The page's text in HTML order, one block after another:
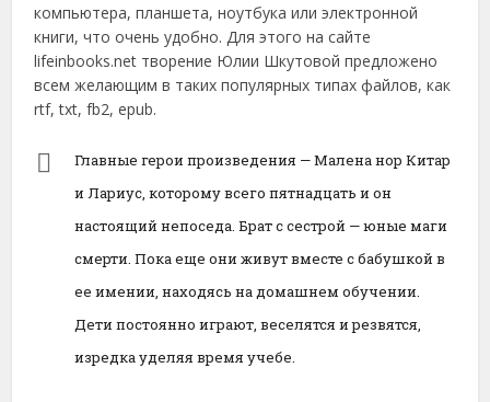
компьютера, планшета, ноутбука или электронной
книги, что очень удобно. Для этого на сайте
lifeinbooks.net творение Юлии Шкутовой предложено
всем желающим в таких популярных типах файлов, как
rtf, txt, fb2, epub.
Главные герои произведения — Малена нор Китар
и Лариус, которому всего пятнадцать и он
настоящий непоседа. Брат с сестрой — юные маги
смерти. Пока еще они живут вместе с бабушкой в
ее имении, находясь на домашнем обучении.
Дети постоянно играют, веселятся и резвятся,
изредка уделяя время учебе.